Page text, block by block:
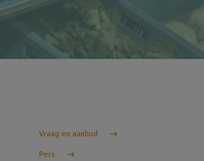
Vraag en aanbod
Pers